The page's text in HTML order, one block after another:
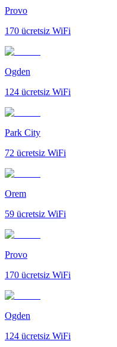
Provo
170 ücretsiz WiFi
Ogden
124 ücretsiz WiFi
Park City
72 ücretsiz WiFi
Orem
59 ücretsiz WiFi
Provo
170 ücretsiz WiFi
Ogden
124 ücretsiz WiFi